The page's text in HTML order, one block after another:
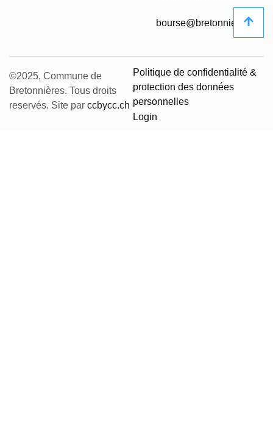
bourse@bretonnieres.ch
©2025, Commune de
Bretonnières. Tous droits
reservés. Site par ccbycc.ch
Politique de confidentialité &
protection des données
personnelles
Login